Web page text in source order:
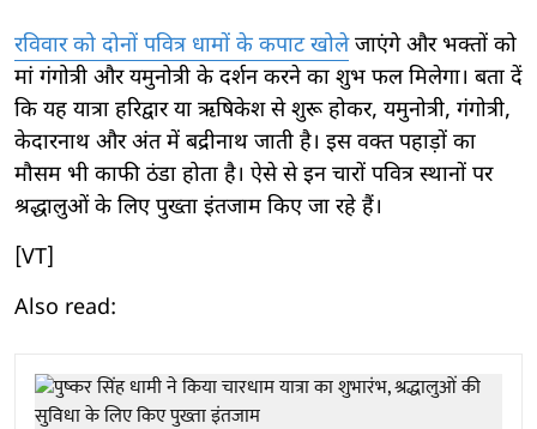
रविवार को दोनों पवित्र धामों के कपाट खोलेजाएंगे और भक्तों को
मां गंगोत्री और यमुनोत्री के दर्शन करने का शुभ फल मिलेगा। बता दें
कि यह यात्रा हरिद्वार या ऋषिकेश से शुरू होकर, यमुनोत्री, गंगोत्री,
केदारनाथ और अंत में बद्रीनाथ जाती है। इस वक्त पहाड़ों का
मौसम भी काफी ठंडा होता है। ऐसे से इन चारों पवित्र स्थानों पर
श्रद्धालुओं के लिए पुख्ता इंतजाम किए जा रहे हैं।
[VT]
Also read: